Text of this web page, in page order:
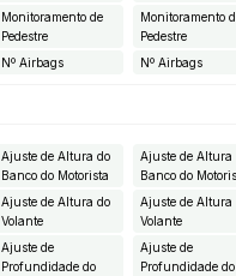
Monitoramento de
Pedestre
Nº Airbags
Monitoramento
Pedestre
Nº Airbags
Ajuste de Altura do
Banco do Motorista
Ajuste de Altura do
Volante
Ajuste de
Profundidade do
Ajuste de Altura
Banco do
Ajuste de Altura
Volante
Ajuste de
Profundidade do